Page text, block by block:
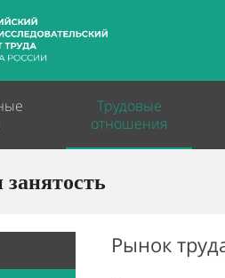
Трудовые
отношения
Рынок